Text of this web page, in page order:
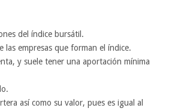
del índice bursátil.
las empresas que forman el índice.
y suele tener una aportación mínima
así como su valor, pues es igual al